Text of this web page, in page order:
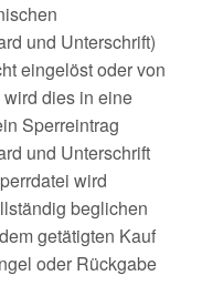
und Unterschrift)
eingelöst oder von
dies in eine
Sperreintrag
und Unterschrift
wird
beglichen
getätigten Kauf
oder Rückgabe